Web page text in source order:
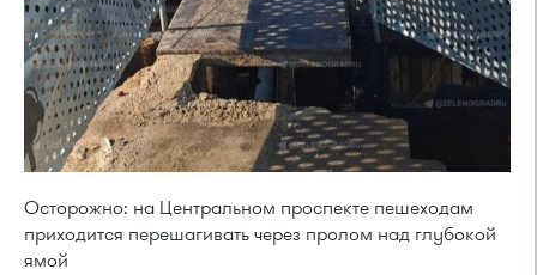
Осторожно: на Центральном проспекте пешеходам
приходится перешагивать через пролом над глубокой
ямой